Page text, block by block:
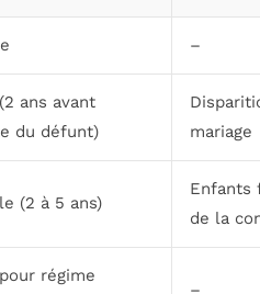
–
ans avant
du défunt)
mariage
(2 à 5 ans)
Enfants
de la
régime
–